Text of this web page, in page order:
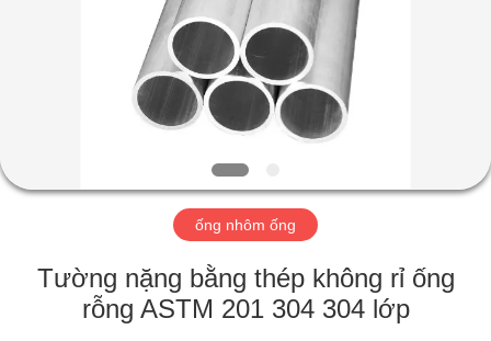
VIDEO
CHÚNG
ống nhôm ống
Tường nặng bằng thép không rỉ ống
rỗng ASTM 201 304 304 lớp